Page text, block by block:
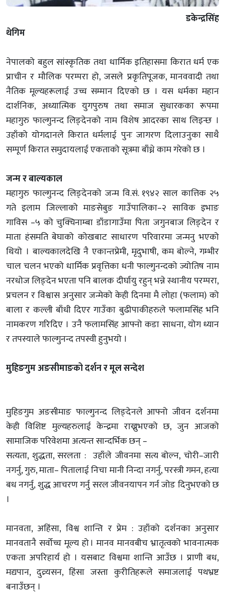
डकेन्द्रसिंह
थेगिम
नेपालको बहुल सांस्कृतिक तथा धार्मिक इतिहासमा किरात धर्म एक
प्राचीन र मौलिक परम्परा हो, जसले प्रकृतिपूजक, मानववादी तथा
नैतिक मूल्यहरूलाई उच्च सम्मान दिएको छ । यस धर्मका महान
दार्शनिक, अध्यात्मिक युगपुरुष तथा समाज सुधारकका रूपमा
महागुरु फाल्गुनन्द लिङ्देनको नाम विशेष आदरका साथ लिइन्छ ।
उहाँको योगदानले किरात धर्मलाई पुनः जागरण दिलाउनुका साथै
सम्पूर्ण किरात समुदायलाई एकताको सूत्रमा बाँध्ने काम गरेको छ ।
जन्म र बाल्यकाल
महागुरु फाल्गुनन्द लिङ्देनको जन्म वि.सं. १९४२ साल कात्तिक २५
गते इलाम जिल्लाको माङसेबुङ गाउँपालिका–२ साविक इभाङ
गाविस –५ को चुक्चिनाम्बा डाँडागाउँमा पिता जगुनबाज लिङ्देन र
माता हंसमति बेघाको कोखबाट साधारण परिवारमा जन्मनु भएको
थियो । बाल्यकालदेखि नै एकान्तप्रेमी, मृदुभाषी, कम बोल्ने, गम्भीर
चाल चलन भएको धार्मिक प्रवृत्तिका धनी फाल्गुनन्दको ज्योतिष नाम
नरधोज लिङ्देन भएता पनि बालक दीर्घायु रहुन् भन्ने स्थानीय परम्परा,
प्रचलन र विश्वास अनुसार जन्मेको केही दिनमा मै लोहा (फलाम) को
बाला र कल्ली बाँधी दिएर गाउँका बुढीपाकीहरुले फलामसिंह भनि
नामकरण गरिदिए । उनै फलामसिंह आफ्नो कडा साधना, योग ध्यान
र तपस्याले फाल्गुनन्द तपस्वी हुनुभयो ।
मुहिङगुम अङसीमाङको दर्शन र मूल सन्देश
मुहिङगुम अङसीमाङ फाल्गुनन्द लिङ्देनले आफ्नो जीवन दर्शनमा
केही विशिष्ट मुल्यहरुलाई केन्द्रमा राख्नुभएको छ, जुन आजको
सामाजिक परिवेशमा अत्यन्त सान्दर्भिक छन् –
सत्यता, शुद्धता, सरलता : उहाँले जीवनमा सत्य बोल्न, चोरी–जारी
नगर्नु, गुरु, माता– पितालाई निचा मानी निन्दा नगर्नु, परस्त्री गमन, हत्या
बध नगर्नु, शुद्ध आचरण गर्नु सरल जीवनयापन गर्न जोड दिनुभएको छ
।
मानवता, अहिंसा, विश्व शान्ति र प्रेम : उहाँको दर्शनका अनुसार
मानवतानै सर्वोच्च मूल्य हो । मानव मानवबीच भ्रातृत्वको भावनात्मक
एकता अपरिहार्य हो । यसबाट विश्वमा शान्ति आउँछ । प्राणी बध,
मद्यपान, दुव्र्यसन, हिंसा जस्ता कुरीतिहरूले समाजलाई पथभ्रष्ट
बनाउँछन् ।